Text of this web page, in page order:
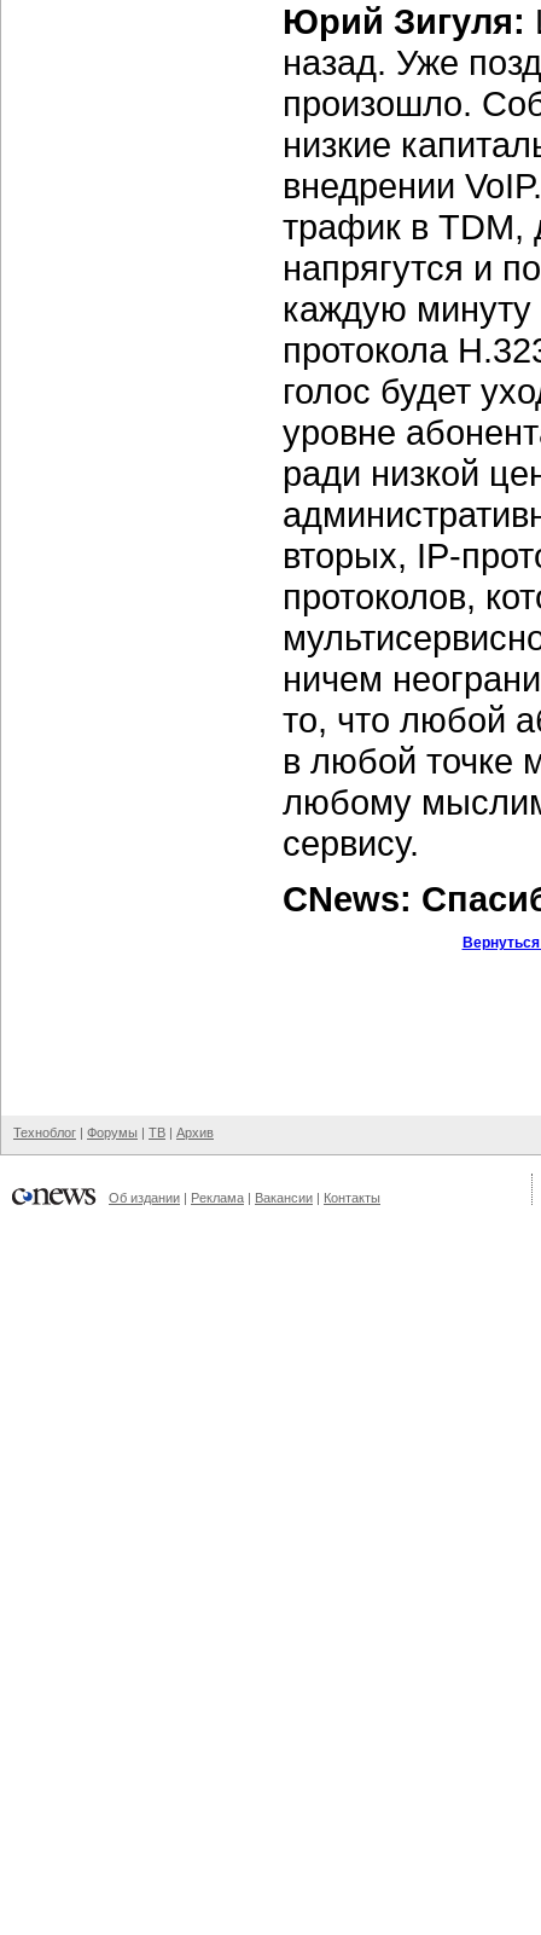
Юрий Зигуля:
назад. Уже
произошло.
низкие
внедрении
трафик в TDM,
напрягутся и
каждую минуту
протокола
голос будет
уровне
ради низкой
вторых, IP-
протоколов,
ничем
то, что любой
в любой точке
любому
сервису.
CNews:
Техноблог | Форумы | ТВ | Архив
Об издании | Реклама | Вакансии | Контакты